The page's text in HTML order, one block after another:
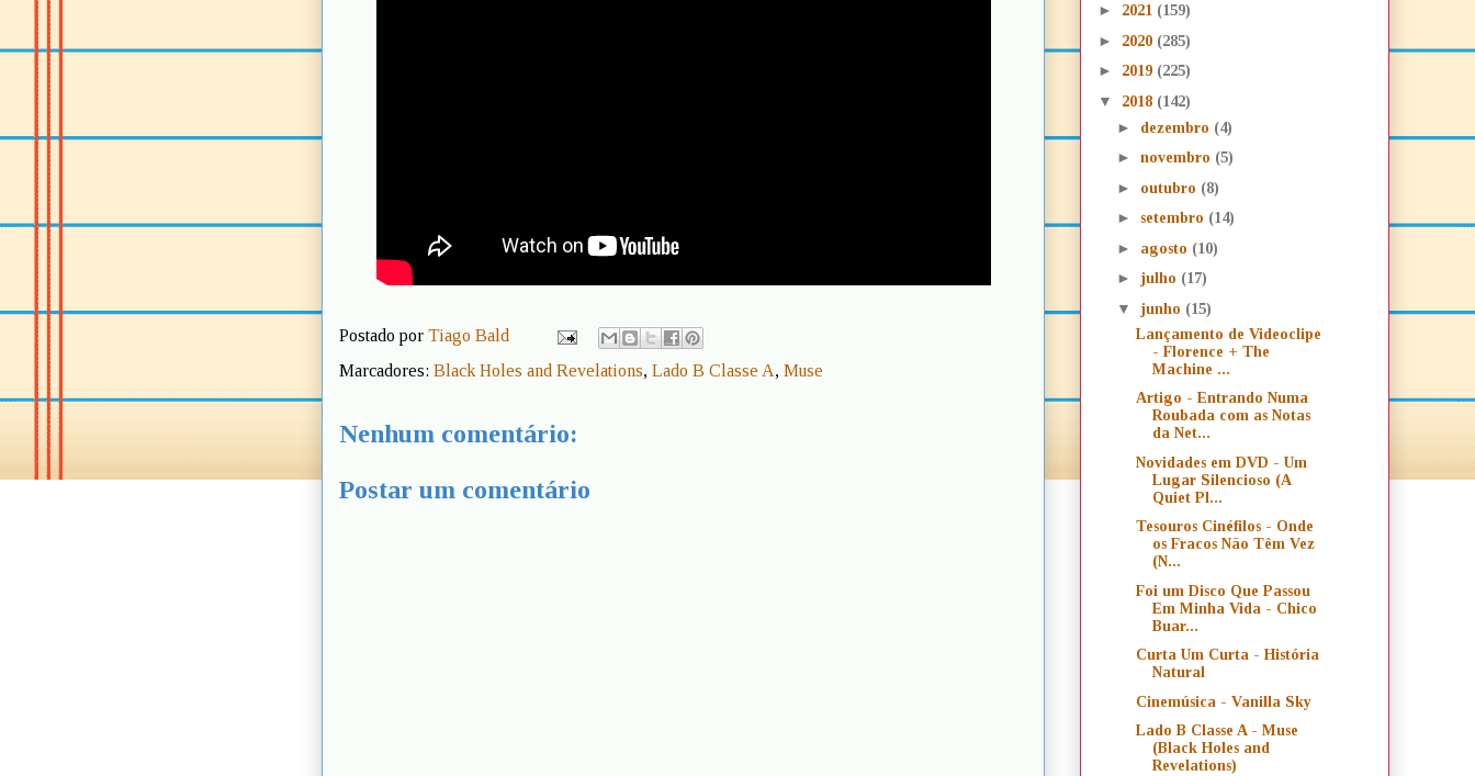
Postado por Tiago Bald
Marcadores: Black Holes and Revelations, Lado B Classe A, Muse
Nenhum comentário:
Postar um comentário
► 2021 (159)
► 2020 (285)
► 2019 (225)
▼ 2018 (142)
► dezembro (4)
► novembro (5)
► outubro (8)
► setembro (14)
► agosto (10)
► julho (17)
▼ junho (15)
Lançamento de Videoclipe
- Florence + The
Machine ...
Artigo - Entrando Numa
Roubada com as Notas
da Net...
Novidades em DVD - Um
Lugar Silencioso (A
Quiet Pl...
Tesouros Cinéfilos - Onde
os Fracos Não Têm Vez
(N...
Foi um Disco Que Passou
Em Minha Vida - Chico
Buar...
Curta Um Curta - História
Natural
Cinemúsica - Vanilla Sky
Lado B Classe A - Muse
(Black Holes and
Revelations)